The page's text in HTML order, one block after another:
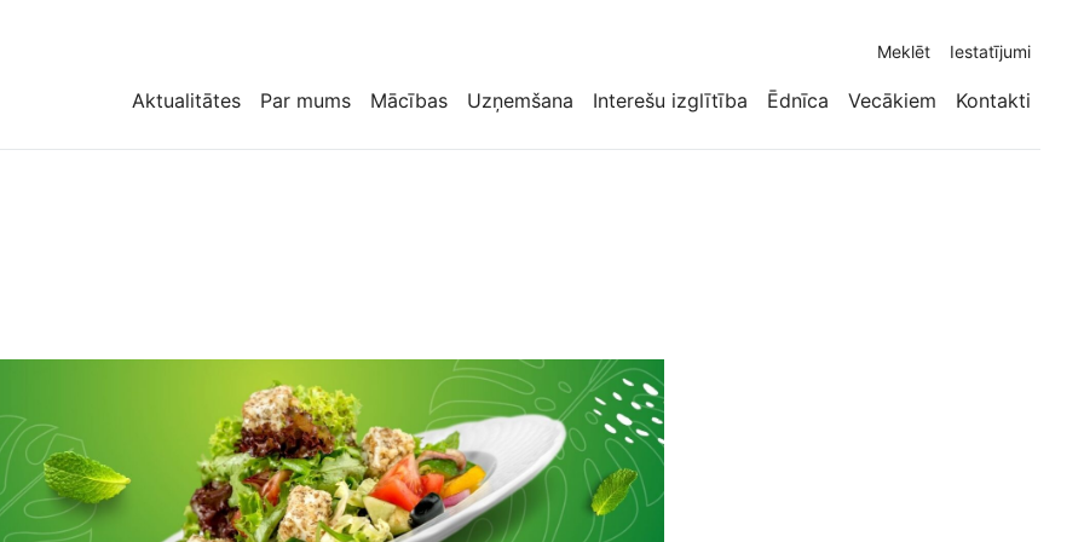
Meklēt Iestatījumi
Aktualitātes Par mums Mācības Uzņemšana Interešu izglītība Ēdnīca Vecākiem Kontakti